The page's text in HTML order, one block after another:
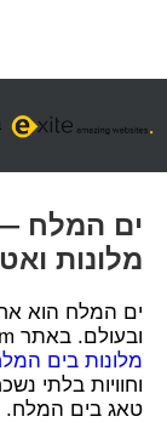
ים המלח
מלונות
ים המלח הוא
ובעולם. באתר godeadsea.com תמצאו את כל המידע על
מלונות בים
וחוויות בלתי
טאג בים המלח.